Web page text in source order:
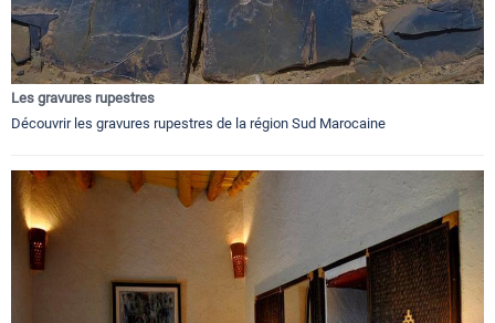
Les gravures rupestres
Découvrir les gravures rupestres de la région Sud Marocaine